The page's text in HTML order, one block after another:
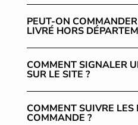
PEUT-ON
LIVRÉ HORS
COMMENT SIGNALER
SUR LE SITE ?
COMMENT SUIVRE LES
COMMANDE ?